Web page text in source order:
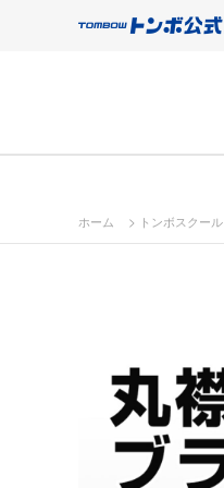
ホーム > トンボスクール